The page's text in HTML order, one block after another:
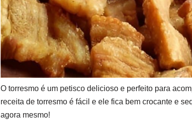
O torresmo é um petisco delicioso e perfeito para
receita de torresmo é fácil e ele fica bem crocante e
agora mesmo!